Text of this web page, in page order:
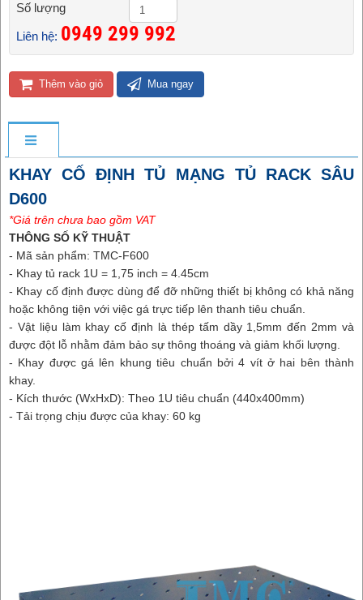
Số lượng
Liên hệ: 0949 299 992 ​
Thêm vào giỏ Mua ngay
KHAY CỐ ĐỊNH TỦ MẠNG TỦ RACK SÂU
D600
*Giá trên chưa bao gồm VAT
THÔNG SỐ KỸ THUẬT
- Mã sản phẩm: TMC-F600
- Khay tủ rack 1U = 1,75 inch = 4.45cm
- Khay cố định được dùng để đỡ những thiết bị không có khả năng
hoặc không tiện với việc gá trực tiếp lên thanh tiêu chuẩn.
- Vật liệu làm khay cố định là thép tấm dầy 1,5mm đến 2mm và
được đột lỗ nhằm đảm bảo sự thông thoáng và giảm khối lượng.
- Khay được gá lên khung tiêu chuẩn bởi 4 vít ở hai bên thành
khay.
- Kích thước (WxHxD): Theo 1U tiêu chuẩn (440x400mm)
- Tải trọng chịu được của khay: 60 kg